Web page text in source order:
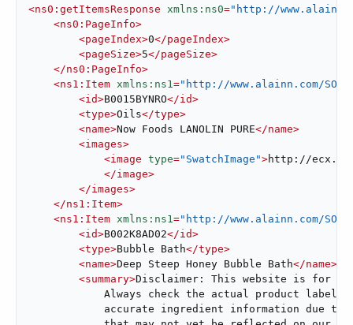
<ns0:getItemsResponse xmlns:ns0="http://
<ns0:PageInfo>
<pageIndex>0</pageIndex>
<pageSize>5</pageSize>
</ns0:PageInfo>
<ns1:Item xmlns:ns1="http://www.alainn.com/
<id>B0015BYNRO</id>
<type>Oils</type>
<name>Now Foods LANOLIN PURE</name>
<images>
<image type="SwatchImage">http://
</image>
</images>
</ns1:Item>
<ns1:Item xmlns:ns1="http://www.alainn.com/
<id>B002K8AD02</id>
<type>Bubble Bath</type>
<name>Deep Steep Honey Bubble Bath</name>
<summary>Disclaimer: This website is for
Always check the actual product label
accurate ingredient information due to